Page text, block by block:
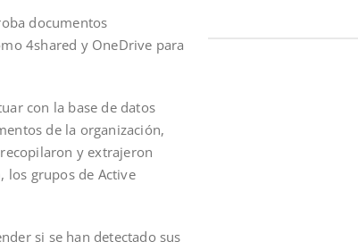
documentos
4shared y OneDrive para
con la base de datos
de la organización,
y extrajeron
los grupos de Active
si se han detectado sus